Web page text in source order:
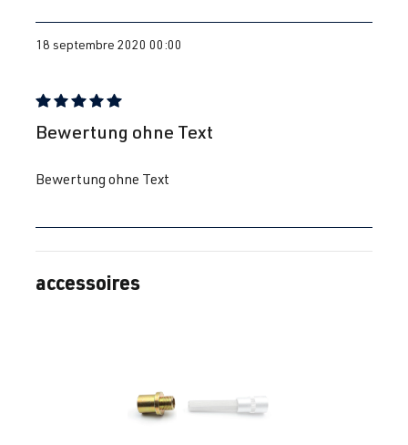
18 septembre 2020 00:00
Évaluation avec une note de 5 sur 5 étoiles
Bewertung ohne Text
Bewertung ohne Text
Ignorer la galerie de produits
accessoires